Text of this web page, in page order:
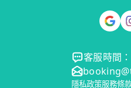
客服時間
隱私政策服務條